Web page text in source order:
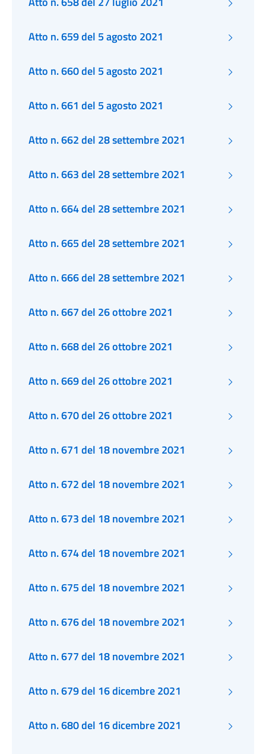
Atto n. 659 del 5 agosto 2021
Atto n. 660 del 5 agosto 2021
Atto n. 661 del 5 agosto 2021
Atto n. 662 del 28 settembre 2021
Atto n. 663 del 28 settembre 2021
Atto n. 664 del 28 settembre 2021
Atto n. 665 del 28 settembre 2021
Atto n. 666 del 28 settembre 2021
Atto n. 667 del 26 ottobre 2021
Atto n. 668 del 26 ottobre 2021
Atto n. 669 del 26 ottobre 2021
Atto n. 670 del 26 ottobre 2021
Atto n. 671 del 18 novembre 2021
Atto n. 672 del 18 novembre 2021
Atto n. 673 del 18 novembre 2021
Atto n. 674 del 18 novembre 2021
Atto n. 675 del 18 novembre 2021
Atto n. 676 del 18 novembre 2021
Atto n. 677 del 18 novembre 2021
Atto n. 679 del 16 dicembre 2021
Atto n. 680 del 16 dicembre 2021